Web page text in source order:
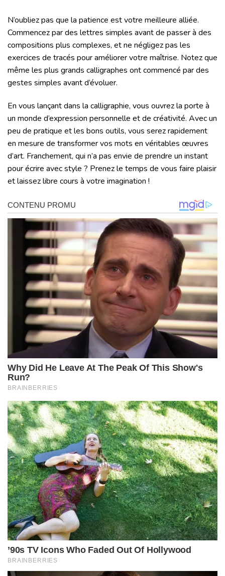
N’oubliez pas que la patience est votre meilleure alliée.
Commencez par des lettres simples avant de passer à des
compositions plus complexes, et ne négligez pas les
exercices de tracés pour améliorer votre maîtrise. Notez que
même les plus grands calligraphes ont commencé par des
gestes simples avant d’évoluer.
En vous lançant dans la calligraphie, vous ouvrez la porte à
un monde d’expression personnelle et de créativité. Avec un
peu de pratique et les bons outils, vous serez rapidement
en mesure de transformer vos mots en véritables œuvres
d’art. Franchement, qui n’a pas envie de prendre un instant
pour écrire avec style ? Prenez le temps de vous faire plaisir
et laissez libre cours à votre imagination !